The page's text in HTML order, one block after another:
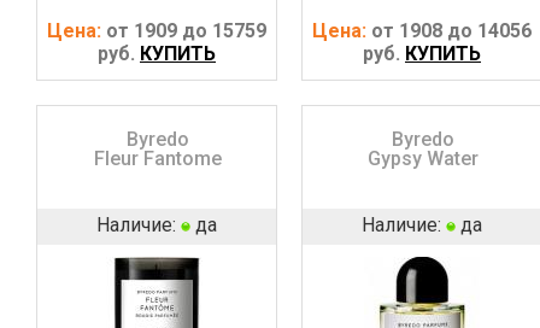
Цена: от 1909 до 15759
руб. КУПИТЬ
Цена: от 1908 до 14056
руб. КУПИТЬ
Byredo
Fleur Fantome
Наличие: да
Byredo
Gypsy Water
Наличие: да